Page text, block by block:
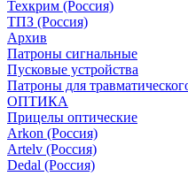
Техкрим (Россия)
ТПЗ (Россия)
Архив
Патроны сигнальные
Пусковые устройства
Патроны для
ОПТИКА
Прицелы оптические
Arkon (Россия)
Artelv (Россия)
Dedal (Россия)